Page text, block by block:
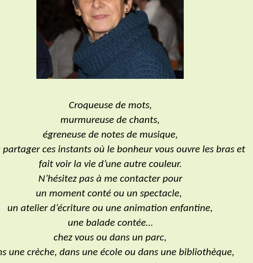
Croqueuse de mots,
murmureuse de chants,
égreneuse de notes de musique,
partager ces instants où le bonheur vous ouvre les bras et
fait voir la vie d’une autre couleur.
N’hésitez pas à me contacter pour
un moment conté ou un spectacle,
un atelier d’écriture ou une animation enfantine,
une balade contée…
chez vous ou dans un parc,
une crèche, dans une école ou dans une bibliothèque,